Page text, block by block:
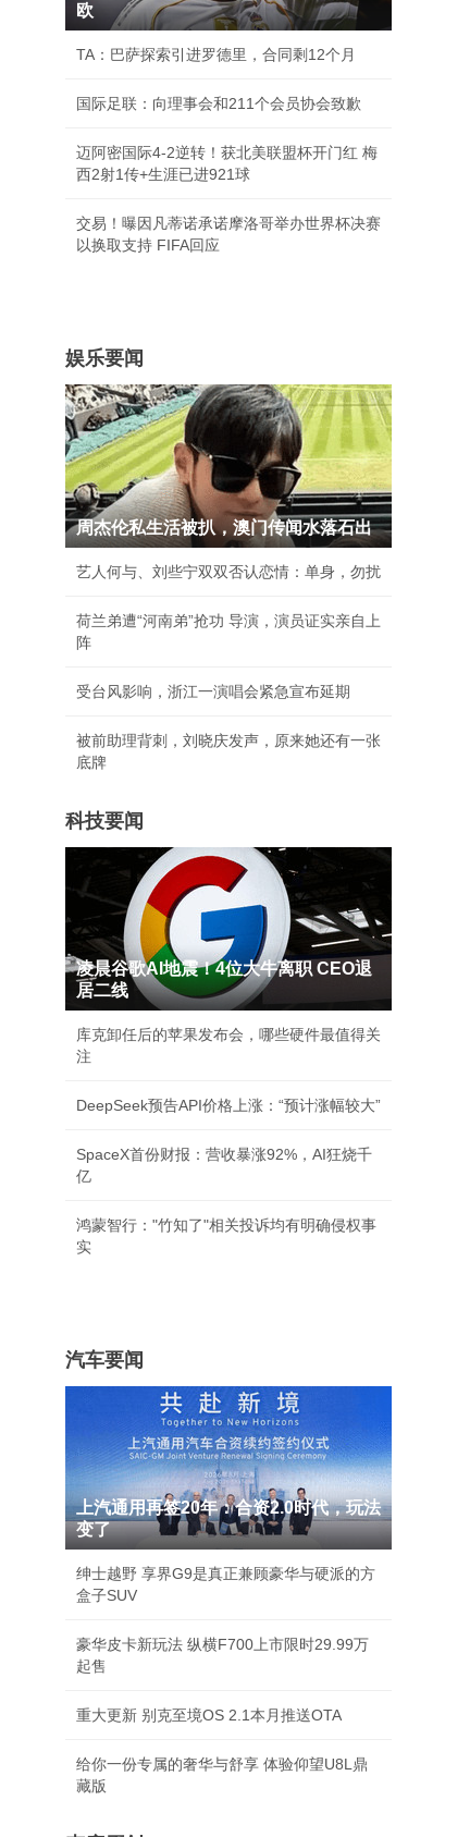
欧
TA：巴萨探索引进罗德里，合同剩12个月
国际足联：向理事会和211个会员协会致歉
迈阿密国际4-2逆转！获北美联盟杯开门红 梅
西2射1传+生涯已进921球
交易！曝因凡蒂诺承诺摩洛哥举办世界杯决赛
以换取支持 FIFA回应
娱乐要闻
周杰伦私生活被扒，澳门传闻水落石出
艺人何与、刘些宁双双否认恋情：单身，勿扰
荷兰弟遭“河南弟”抢功 导演，演员证实亲自上
阵
受台风影响，浙江一演唱会紧急宣布延期
被前助理背刺，刘晓庆发声，原来她还有一张
底牌
科技要闻
凌晨谷歌AI地震！4位大牛离职 CEO退
居二线
库克卸任后的苹果发布会，哪些硬件最值得关
注
DeepSeek预告API价格上涨：“预计涨幅较大”
SpaceX首份财报：营收暴涨92%，AI狂烧千
亿
鸿蒙智行："竹知了"相关投诉均有明确侵权事
实
汽车要闻
上汽通用再签20年：合资2.0时代，玩法
变了
绅士越野 享界G9是真正兼顾豪华与硬派的方
盒子SUV
豪华皮卡新玩法 纵横F700上市限时29.99万
起售
重大更新 别克至境OS 2.1本月推送OTA
给你一份专属的奢华与舒享 体验仰望U8L鼎
藏版